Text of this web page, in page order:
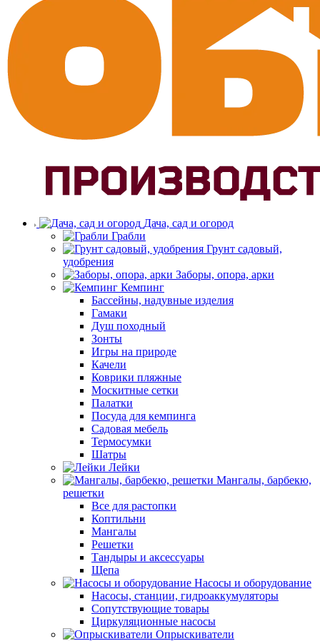
Дача, сад и огород
Грабли
Грунт садовый,
удобрения
Заборы, опора, арки
Кемпинг
Бассейны, надувные изделия
Гамаки
Душ походный
Зонты
Игры на природе
Качели
Коврики пляжные
Москитные сетки
Палатки
Посуда для кемпинга
Садовая мебель
Термосумки
Шатры
Лейки
Мангалы, барбекю,
решетки
Все для растопки
Коптильни
Мангалы
Решетки
Тандыры и аксессуары
Щепа
Насосы и оборудование
Насосы, станции, гидроаккумуляторы
Сопутствующие товары
Циркуляционные насосы
Опрыскиватели